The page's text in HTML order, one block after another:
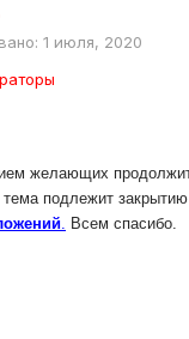
1 июля, 2020
желающих
подлежит
Всем спасибо.